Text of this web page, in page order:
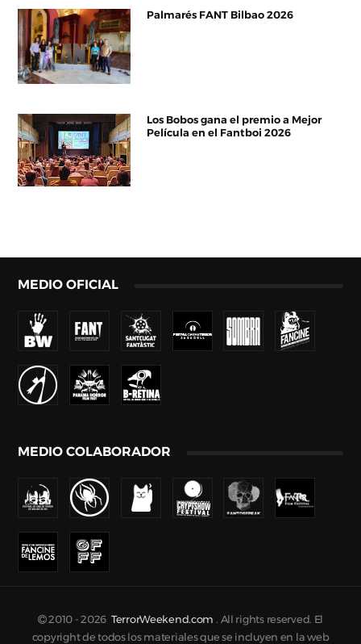
Palmarés FANT Bilbao 2026
Los Bobos gana el premio a Mejor
Película en el Fantboi 2026
MEDIO OFICIAL
MEDIO COLABORADOR
2010 -2026 TerrorWeekend.com . All rights reserved. El
copyright de todos los materiales que se incluyen en la web